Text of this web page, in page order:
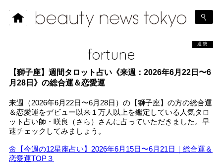
fortune
運勢
【獅子座】週間タロット占い《来週：2026年6月22日〜6
月28日》の総合運＆恋愛運
来週（2026年6月22日〜6月28日）の【獅子座】の方の総合運
＆恋愛運をデビュー以来１万人以上を鑑定している人気タロ
ット占い師・咲良（さら）さんに占っていただきました。早
速チェックしてみましょう。
🌼【今週の12星座占い】2026年6月15日〜6月21日｜総合運＆
恋愛運TOP３